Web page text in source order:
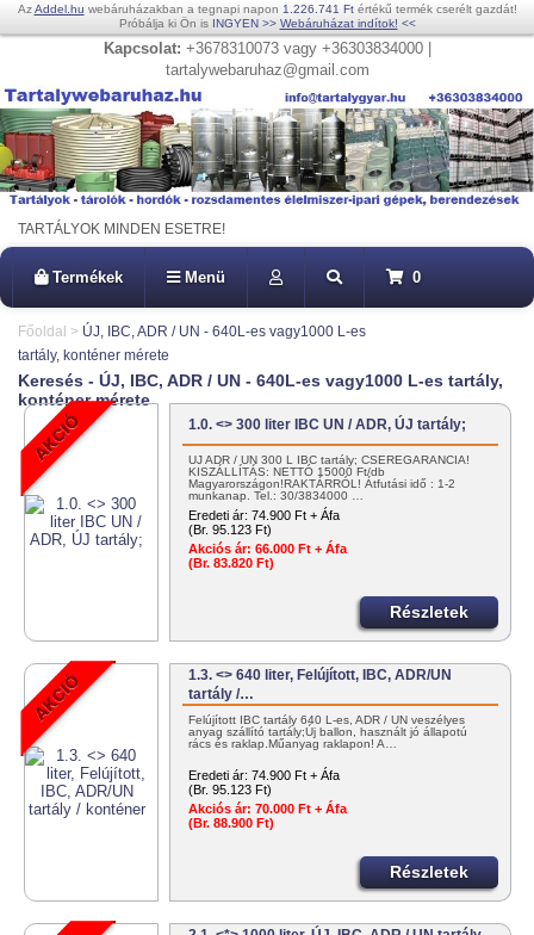
AzAddel.hu webáruházakban a tegnapi napon 1.226.741 Ftértékű termék cserélt gazdát!
Próbálja ki Ön is INGYEN >> Webáruházat indítok! <<
Kapcsolat: +3678310073 vagy +36303834000 |
tartalywebaruhaz@gmail.com
TARTÁLYOK MINDEN ESETRE!
Termékek Menü 0
Főoldal > ÚJ, IBC, ADR / UN - 640L-es vagy1000 L-es
tartály, konténer mérete
Keresés - ÚJ, IBC, ADR / UN - 640L-es vagy1000 L-es tartály,
konténer mérete
1.0. <> 300 liter IBC UN / ADR, ÚJ tartály;
ÚJ ADR / UN 300 L IBC tartály; CSEREGARANCIA!
KISZÁLLÍTÁS: NETTÓ 15000 Ft/db
Magyarországon!RAKTÁRRÓL! Átfutási idő : 1-2
munkanap. Tel.: 30/3834000 …
Eredeti ár: 74.900 Ft + Áfa
(Br. 95.123 Ft)
Akciós ár: 66.000 Ft + Áfa
(Br. 83.820 Ft)
Részletek
1.3. <> 640 liter, Felújított, IBC, ADR/UN
tartály /…
Felújított IBC tartály 640 L-es, ADR / UN veszélyes
anyag szállító tartály;Új ballon, használt jó állapotú
rács és raklap.Műanyag raklapon! A…
Eredeti ár: 74.900 Ft + Áfa
(Br. 95.123 Ft)
Akciós ár: 70.000 Ft + Áfa
(Br. 88.900 Ft)
Részletek